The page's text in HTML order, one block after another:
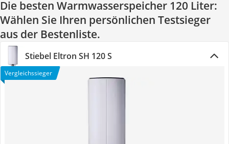
Die besten Warmwasserspeicher 120 Liter:
Wählen Sie Ihren persönlichen Testsieger
aus der Bestenliste.
Stiebel Eltron SH 120 S
Vergleichssieger